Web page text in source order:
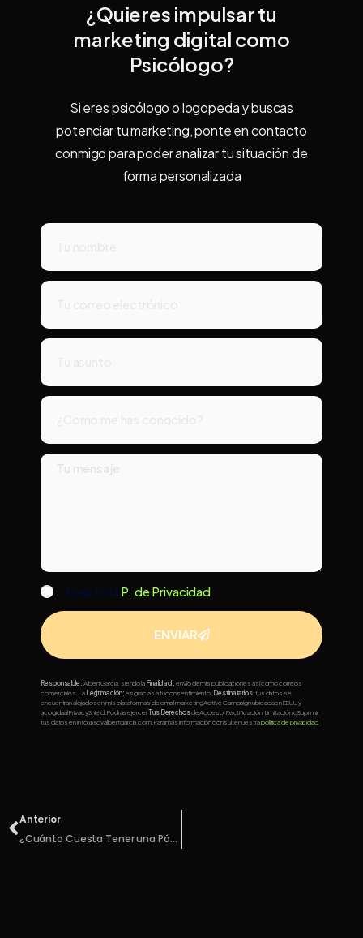
¿Quieres impulsar tu
marketing digital como
Psicólogo?
Si eres psicólogo o logopeda y buscas
potenciar tu marketing, ponte en contacto
conmigo para poder analizar tu situación de
forma personalizada
Acepto la P. de Privacidad
ENVIAR
Responsable: Albert Garcia, siendo la Finalidad ; envío de mis publicaciones así como correos
comerciales. La Legitimación; es gracias a tu consentimiento. Destinatarios: tus datos se
encuentran alojados en mis plataformas de email marketing Active Campaign ubicada en EEUU y
acogida al Privacy Shield. Podrás ejercerTus Derechosde Acceso, Rectificación, Limitación o Suprimir
tus datos en info@soyalbertgarcia.com. Para más información consulte nuestrapolítica de privacidad
Anterior
¿Cuánto Cuesta Tener una Página Web?